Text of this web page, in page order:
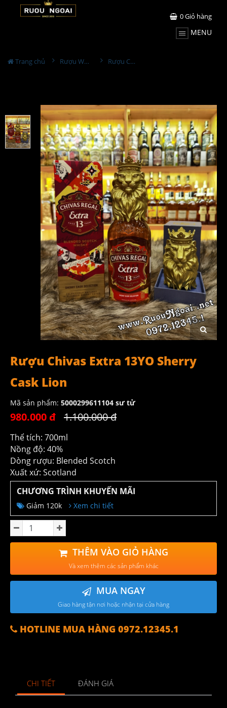
0Giỏ hàng
MENU
Trang chủ Rượu Whisky Rượu Chivas Extra 13YO Sherry Cask Lion
Rượu Chivas Extra 13YO Sherry
Cask Lion
Mã sản phẩm: 5000299611104 sư tử
980.000 đ 1.100.000 đ
Thể tích: 700ml
Nồng độ: 40%
Dòng rượu: Blended Scotch
Xuất xứ: Scotland
CHƯƠNG TRÌNH KHUYẾN MÃI
Giảm 120k Xem chi tiết
THÊM VÀO GIỎ HÀNG
Và xem thêm các sản phẩm khác
MUA NGAY
Giao hàng tận nơi hoặc nhận tại cửa hàng
HOTLINE MUA HÀNG 0972.12345.1
CHI TIẾT ĐÁNH GIÁ